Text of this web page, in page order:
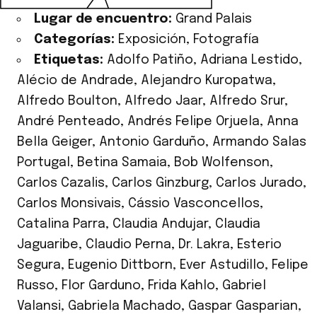
Lugar de encuentro: Grand Palais
Categorías: Exposición, Fotografía
Etiquetas: Adolfo Patiño, Adriana Lestido,
Alécio de Andrade, Alejandro Kuropatwa,
Alfredo Boulton, Alfredo Jaar, Alfredo Srur,
André Penteado, Andrés Felipe Orjuela, Anna
Bella Geiger, Antonio Garduño, Armando Salas
Portugal , Betina Samaia, Bob Wolfenson,
Carlos Cazalis, Carlos Ginzburg, Carlos Jurado,
Carlos Monsivais, Cássio Vasconcellos,
Catalina Parra, Claudia Andujar, Claudia
Jaguaribe, Claudio Perna, Dr. Lakra, Esterio
Segura, Eugenio Dittborn, Ever Astudillo, Felipe
Russo, Flor Garduno, Frida Kahlo, Gabriel
Valansi, Gabriela Machado, Gaspar Gasparian,